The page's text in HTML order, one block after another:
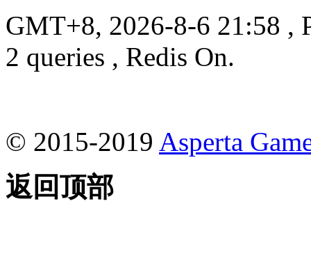
GMT+8, 2026-8-6 21:58 ,
2 queries , Redis On.
© 2015-2019 Asperta
返回顶部